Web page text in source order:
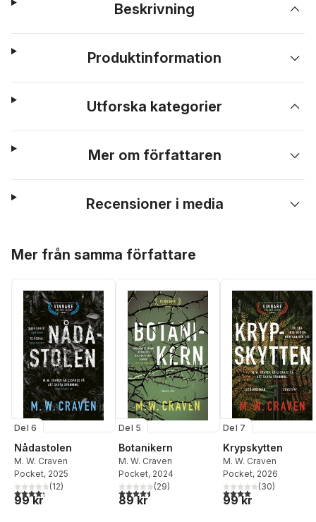
Beskrivning
Produktinformation
Utforska kategorier
Mer om författaren
Recensioner i media
Mer från samma författare
Del 6
Nådastolen
M. W. Craven
Pocket, 2025
4,3utav 5 stjärnor. Totalt antal röster:
(12)
99 kr
Del 5
Botanikern
M. W. Craven
Pocket, 2024
4,5utav 5 stjärnor. Totalt antal röster:
(29)
89 kr
Del 7
Krypskytten
M. W. Craven
Pocket, 2026
4,0utav 5 stjärnor.
(30)
99 kr